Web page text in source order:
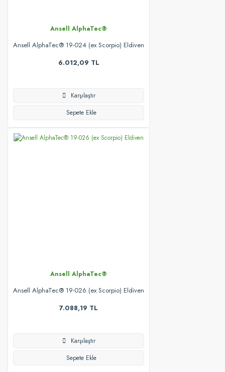
Ansell AlphaTec®
Ansell AlphaTec® 19-024 (ex Scorpio) Eldiven
6.012,09 TL
Karşılaştır
Sepete Ekle
Ansell AlphaTec®
Ansell AlphaTec® 19-026 (ex Scorpio) Eldiven
7.088,19 TL
Karşılaştır
Sepete Ekle